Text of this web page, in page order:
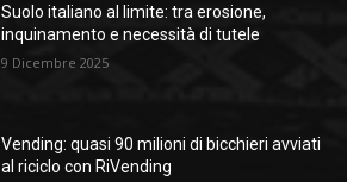
Suolo italiano al limite: tra erosione,
inquinamento e necessità di tutele
9 Dicembre 2025
Vending: quasi 90 milioni di bicchieri avviati
al riciclo con RiVending